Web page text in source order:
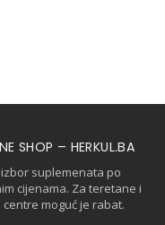
SHOP – HERKUL.BA
suplemenata po
cijenama. Za teretane i
moguć je rabat.